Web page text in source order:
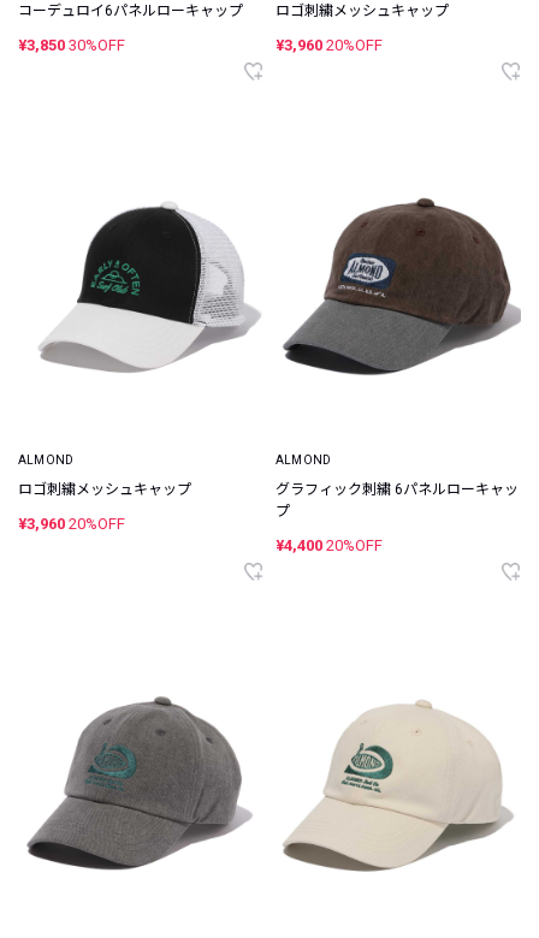
コーデュロイ6パネルローキャップ
¥3,850 30%OFF
ロゴ刺繍メッシュキャップ
¥3,960 20%OFF
ALMOND
ロゴ刺繍メッシュキャップ
¥3,960 20%OFF
ALMOND
グラフィック刺繍 6パネルローキャッ
プ
¥4,400 20%OFF